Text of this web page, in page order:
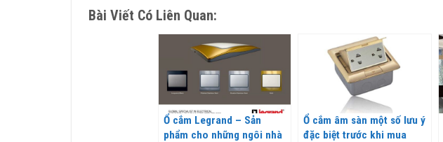
Bài Viết Có Liên Quan:
Ổ cắm Legrand – Sản
phẩm cho những ngôi nhà
Ổ cắm âm sàn một số lưu ý
đặc biệt trước khi mua